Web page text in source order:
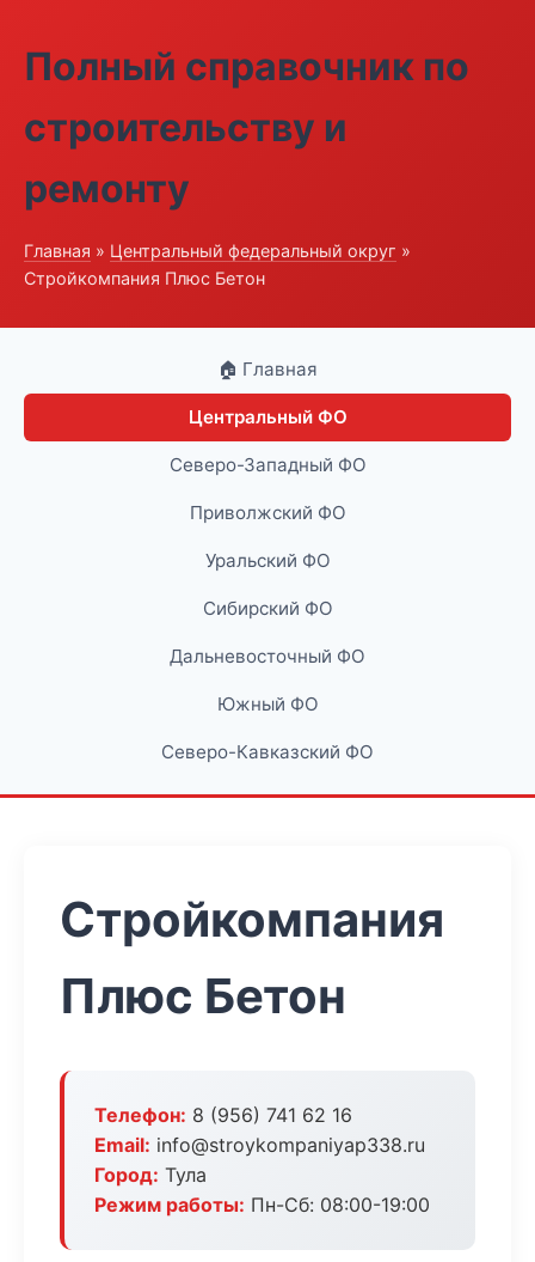
Полный справочник по
строительству и
ремонту
Главная » Центральный федеральный округ »
Стройкомпания Плюс Бетон
🏠 Главная
Центральный ФО
Северо-Западный ФО
Приволжский ФО
Уральский ФО
Сибирский ФО
Дальневосточный ФО
Южный ФО
Северо-Кавказский ФО
Стройкомпания
Плюс Бетон
Телефон: 8 (956) 741 62 16
Email: info@stroykompaniyap338.ru
Город: Тула
Режим работы: Пн-Сб: 08:00-19:00